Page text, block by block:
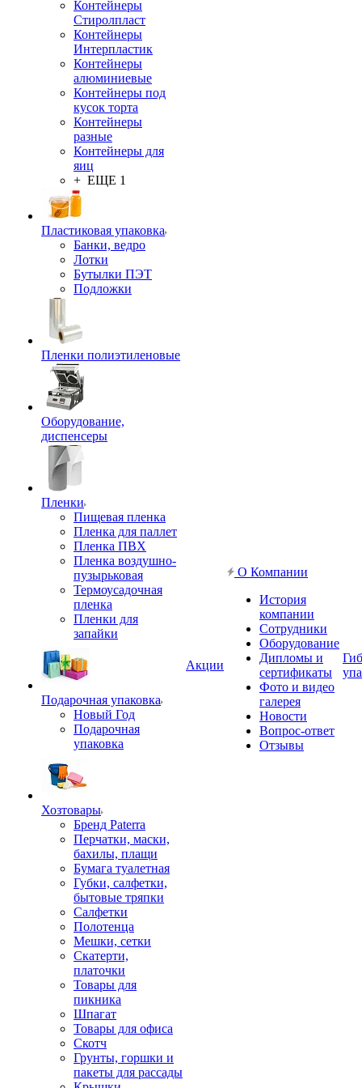
Контейнеры
Стиролпласт
Контейнеры
Интерпластик
Контейнеры
алюминиевые
Контейнеры под
кусок торта
Контейнеры
разные
Контейнеры для
яиц
+ ЕЩЕ 1
Пластиковая упаковка
Банки, ведро
Лотки
Бутылки ПЭТ
Подложки
Пленки полиэтиленовые
Оборудование,
диспенсеры
Пленки
Пищевая пленка
Пленка для паллет
Пленка ПВХ
Пленка воздушно-
пузырьковая
Термоусадочная
пленка
Пленки для
запайки
Подарочная упаковка
Новый Год
Подарочная
упаковка
Хозтовары
Бренд Paterra
Перчатки, маски,
бахилы, плащи
Бумага туалетная
Губки, салфетки,
бытовые тряпки
Салфетки
Полотенца
Мешки, сетки
Скатерти,
платочки
Товары для
пикника
Шпагат
Товары для офиса
Скотч
Грунты, горшки и
пакеты для рассады
Акции
О Компании
История
компании
Сотрудники
Оборудование
Дипломы и
сертификаты
Фото и видео
галерея
Новости
Вопрос-ответ
Отзывы